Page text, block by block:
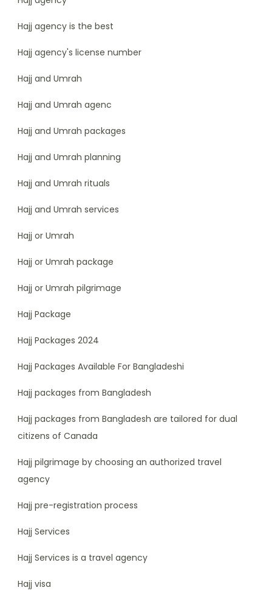
Hajj agency is the best
Hajj agency's license number
Hajj and Umrah
Hajj and Umrah agenc
Hajj and Umrah packages
Hajj and Umrah planning
Hajj and Umrah rituals
Hajj and Umrah services
Hajj or Umrah
Hajj or Umrah package
Hajj or Umrah pilgrimage
Hajj Package
Hajj Packages 2024
Hajj Packages Available For Bangladeshi
Hajj packages from Bangladesh
Hajj packages from Bangladesh are tailored for dual
citizens of Canada
Hajj pilgrimage by choosing an authorized travel
agency
Hajj pre-registration process
Hajj Services
Hajj Services is a travel agency
Hajj visa